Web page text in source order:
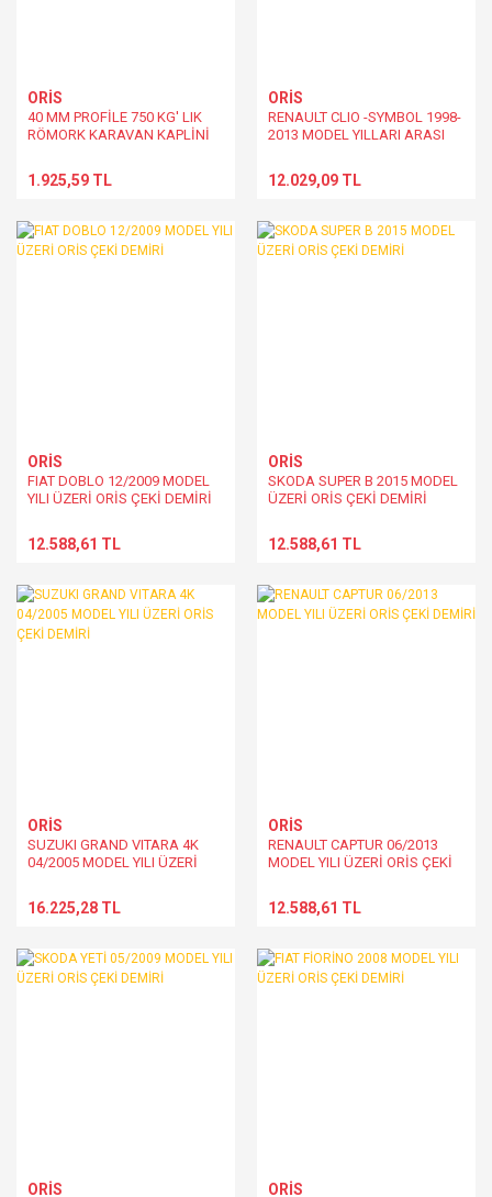
ORİS
40 MM PROFİLE 750 KG' LIK
RÖMORK KARAVAN KAPLİNİ
1.925,59 TL
ORİS
RENAULT CLIO -SYMBOL 1998-
2013 MODEL YILLARI ARASI
12.029,09 TL
ORİS
FIAT DOBLO 12/2009 MODEL
YILI ÜZERİ ORİS ÇEKİ DEMİRİ
12.588,61 TL
ORİS
SKODA SUPER B 2015 MODEL
ÜZERİ ORİS ÇEKİ DEMİRİ
12.588,61 TL
ORİS
SUZUKI GRAND VITARA 4K
04/2005 MODEL YILI ÜZERİ
16.225,28 TL
ORİS
RENAULT CAPTUR 06/2013
MODEL YILI ÜZERİ ORİS ÇEKİ
12.588,61 TL
ORİS ORİS